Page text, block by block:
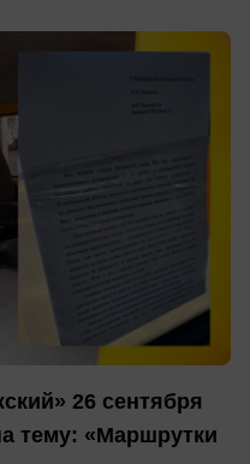
26 сентября
тему: «Маршрутки